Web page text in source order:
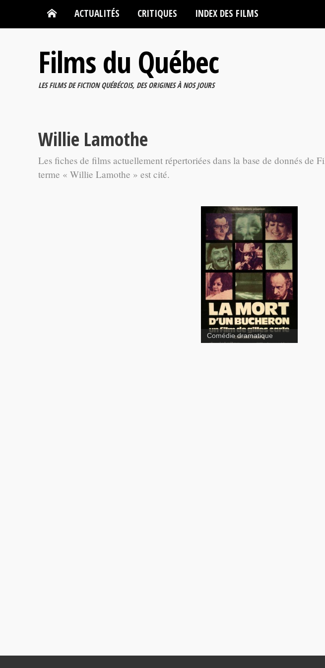
ACTUALITÉS CRITIQUES INDEX DES FILMS
Films du Québec
LES FILMS DE FICTION QUÉBÉCOIS, DES ORIGINES À NOS JOURS
Willie Lamothe
Les fiches de films actuellement répertoriées dans la base de donnés de
terme « Willie Lamothe » est cité.
La Vraie nature de
Bernadette
Les
Mâles La Mort d'un
bûcheron
Comédie dramatique